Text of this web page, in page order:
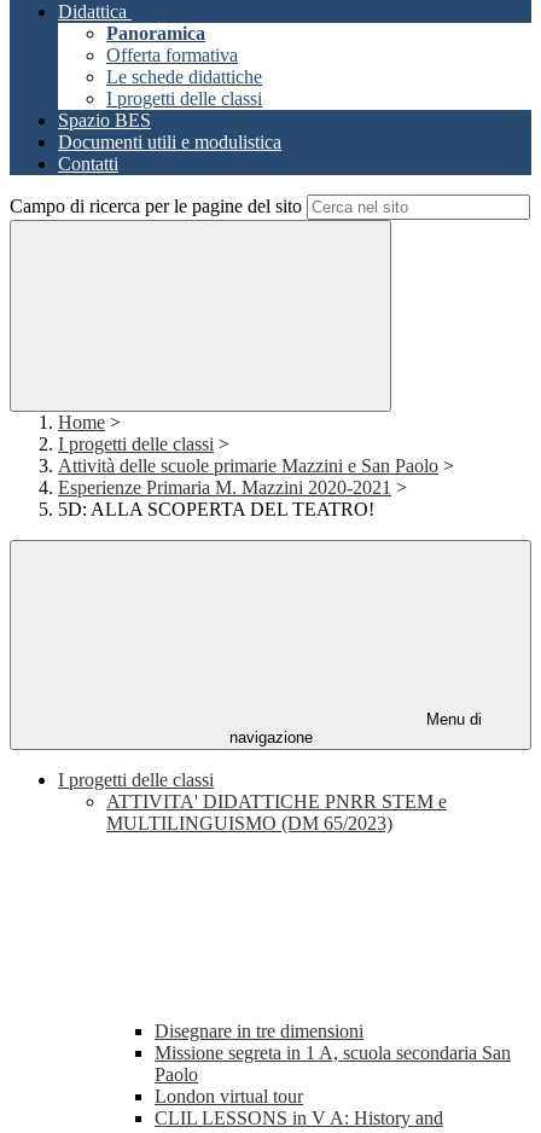
Didattica
Panoramica
Offerta formativa
Le schede didattiche
I progetti delle classi
Spazio BES
Documenti utili e modulistica
Contatti
Campo di ricerca per le pagine del sito
Home >
I progetti delle classi >
Attività delle scuole primarie Mazzini e San Paolo >
Esperienze Primaria M. Mazzini 2020-2021 >
5D: ALLA SCOPERTA DEL TEATRO!
Menu di
navigazione
I progetti delle classi
ATTIVITA' DIDATTICHE PNRR STEM e
MULTILINGUISMO (DM 65/2023)
Disegnare in tre dimensioni
Missione segreta in 1 A, scuola secondaria San
Paolo
London virtual tour
CLIL LESSONS in V A: History and